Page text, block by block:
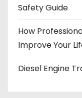
Safety Guide
How
Improve Your
Diesel Engine